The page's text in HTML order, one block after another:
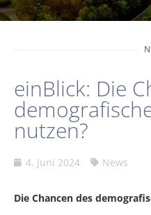
einBlick: Die
nutzen?
4. Juni 2024 News
Die Chancen des